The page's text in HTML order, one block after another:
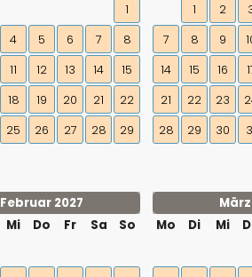
1
4 5 6 7
8
11 12 13 14
15
18 19 20 21
22
25 26 27 28
29
1 2
7
8 9
14
15 16
21
22 23
28
29 30
Februar 2027
Mi Do Fr Sa So
Mo
Di Mi